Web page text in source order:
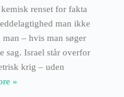
renset for fakta
man ikke
man – hvis man søger
sag. Israel står overfor
krig – uden
»